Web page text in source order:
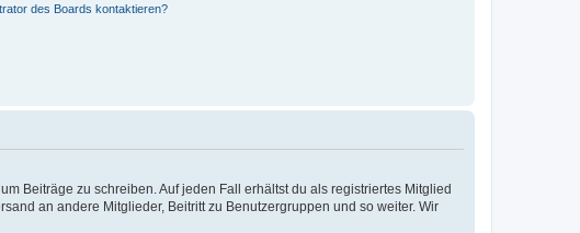
des Boards kontaktieren?
Beiträge zu schreiben. Auf jeden Fall erhältst du als registriertes Mitglied
an andere Mitglieder, Beitritt zu Benutzergruppen und so weiter. Wir